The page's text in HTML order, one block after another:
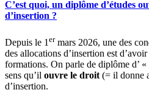
C’est quoi, un diplôme d’études
d’insertion ?
Depuis le 1 ermars 2026, une des
des allocations d’insertion est
formations. On parle de diplôme d’
sens qu’il ouvre le droit (= il donne
d’insertion.